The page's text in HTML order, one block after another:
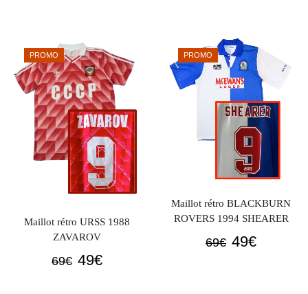
était :
69€.
est :
49€.
était :
69€.
est :
49€.
PROMO
Maillot rétro URSS 1988
ZAVAROV
69€ Le
49€Le
PROMO
Maillot rétro BLACKBURN
ROVERS 1994 SHEARER
69€ Le
49€Le